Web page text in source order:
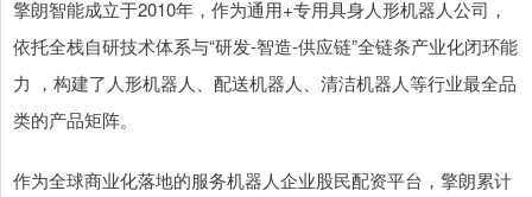
擎朗智能成立于2010年，作为通用+专用具身人形机器人公司，
依托全栈自研技术体系与“研发-智造-供应链”全链条产业化闭环能
力 ，构建了人形机器人、配送机器人、清洁机器人等行业最全品
类的产品矩阵。
作为全球商业化落地的服务机器人企业股民配资平台，擎朗累计